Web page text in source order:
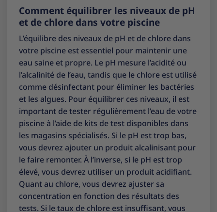
Comment équilibrer les niveaux de pH
et de chlore dans votre piscine
L’équilibre des niveaux de pH et de chlore dans
votre piscine est essentiel pour maintenir une
eau saine et propre. Le pH mesure l’acidité ou
l’alcalinité de l’eau, tandis que le chlore est utilisé
comme désinfectant pour éliminer les bactéries
et les algues. Pour équilibrer ces niveaux, il est
important de tester régulièrement l’eau de votre
piscine à l’aide de kits de test disponibles dans
les magasins spécialisés. Si le pH est trop bas,
vous devrez ajouter un produit alcalinisant pour
le faire remonter. À l’inverse, si le pH est trop
élevé, vous devrez utiliser un produit acidifiant.
Quant au chlore, vous devrez ajuster sa
concentration en fonction des résultats des
tests. Si le taux de chlore est insuffisant, vous